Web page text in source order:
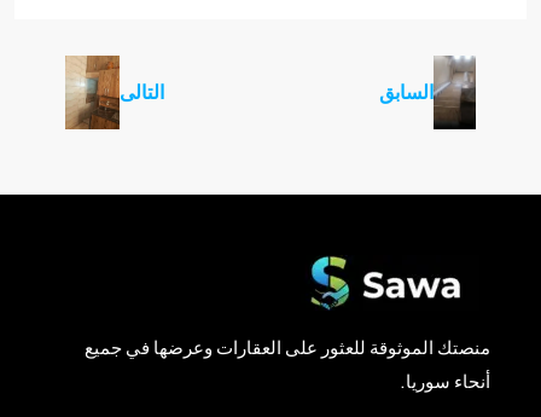
السابق التالى
منصتك الموثوقة للعثور على العقارات وعرضها في جميع
أنحاء سوريا.